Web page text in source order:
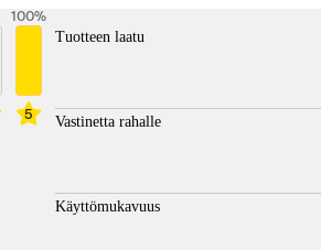
5
100%
Tuotteen laatu
Vastinetta rahalle
Käyttömukavuus